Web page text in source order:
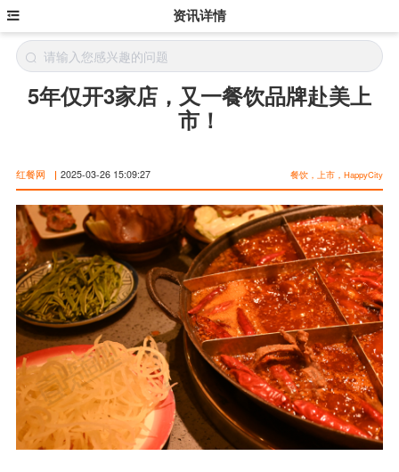
资讯详情
5年仅开3家店，又一餐饮品牌赴美上
市！
红餐网 | 2025-03-26 15:09:27 餐饮，上市，HappyCity